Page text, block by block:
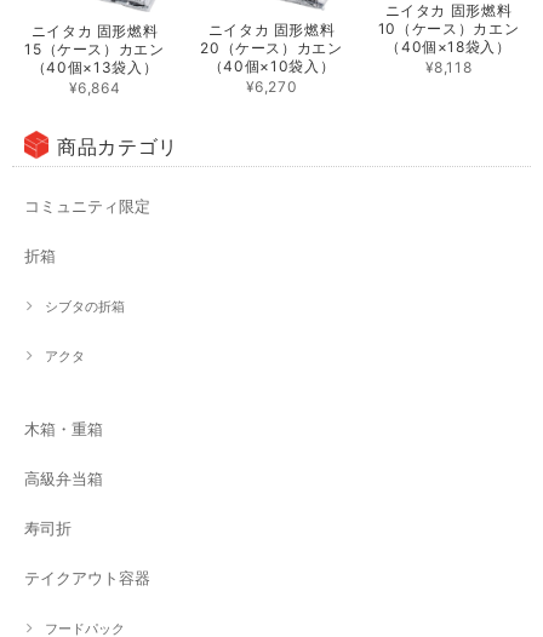
ニイタカ 固形燃料
15（ケース）カエン
（40個×13袋入）
¥6,864
ニイタカ 固形燃料
20（ケース）カエン
（40個×10袋入）
¥6,270
ニイタカ 固形燃料
10（ケース）カエン
（40個×18袋入）
¥8,118
商品カテゴリ
コミュニティ限定
折箱
シブタの折箱
アクタ
木箱・重箱
高級弁当箱
寿司折
テイクアウト容器
フードパック